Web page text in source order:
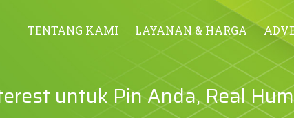
TENTANG KAMI LAYANAN & HARGA
untuk Pin Anda, Real